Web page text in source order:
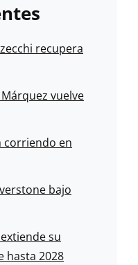
recupera
vuelve
corriendo en
bajo
extiende su
hasta 2028